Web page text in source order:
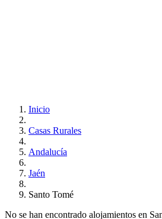
Inicio
Casas Rurales
Andalucía
Jaén
Santo Tomé
No se han encontrado alojamientos en